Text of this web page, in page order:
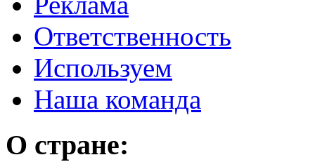
Ответственность
Используем
Наша команда
О стране: